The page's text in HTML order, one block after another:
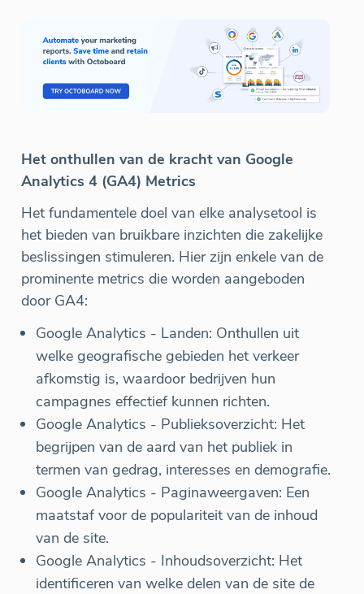
Het onthullen van de kracht van Google
Analytics 4 (GA4) Metrics
Het fundamentele doel van elke analysetool is
het bieden van bruikbare inzichten die zakelijke
beslissingen stimuleren. Hier zijn enkele van de
prominente metrics die worden aangeboden
door GA4:
Google Analytics - Landen: Onthullen uit
welke geografische gebieden het verkeer
afkomstig is, waardoor bedrijven hun
campagnes effectief kunnen richten.
Google Analytics - Publieksoverzicht: Het
begrijpen van de aard van het publiek in
termen van gedrag, interesses en demografie.
Google Analytics - Paginaweergaven: Een
maatstaf voor de populariteit van de inhoud
van de site.
Google Analytics - Inhoudsoverzicht: Het
identificeren van welke delen van de site de